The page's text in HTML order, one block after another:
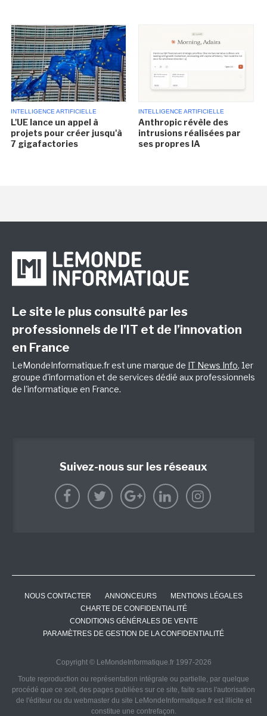
INTELLIGENCE ARTIFICIELLE
L'UE lance un appel à
projets pour créer jusqu'à
7 gigafactories
INTELLIGENCE ARTIFICIELLE
Anthropic révèle des
intrusions réalisées par
ses propres IA
Le site le plus consulté par les
professionnels de l’IT et de l’innovation
en France
LeMondeInformatique.fr est une marque de IT News Info, 1er
groupe d'information et de services dédié aux professionnels
de l'informatique en France.
Suivez-nous sur les réseaux
NOUS CONTACTER ANNONCEURS
MENTIONS LÉGALES
CHARTE DE CONFIDENTIALITÉ
CONDITIONS GÉNÉRALES DE VENTE
PARAMÈTRES DE GESTION DE LA CONFIDENTIALITÉ
Copyright © LeMondeInformatique.fr 1997-2026
Toute reproduction ou représentation intégrale ou partielle, par quelque
procédé que ce soit, des pages publiées sur ce site, faite sans l'autorisation
de l'éditeur ou du webmaster du site LeMondeInformatique.fr est illicite et
constitue une contrefaçon.